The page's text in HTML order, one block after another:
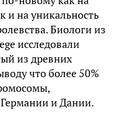
и на уникальность
Биологи из
исследовали
из древних
что более 50%
и Дании.